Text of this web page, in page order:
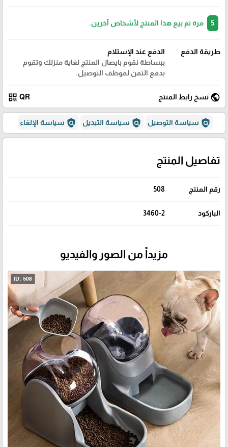
مرة تم بيع هذا المنتج لأشخاص آخرين.
طريقة الدفع
الدفع عند الإستلام
ببساطة نقوم بايصال المنتج لغاية منزلك وتقوم
بدفع الثمن لموظف التوصيل.
public نسخ رابط المنتج QR
qr_code
policy سياسة التوصيل policy سياسة التبديل policy سياسة الإلغاء
تفاصيل المنتج
رقم المنتج 508
الباركود 3460-2
مزيداً من الصور والفيديو